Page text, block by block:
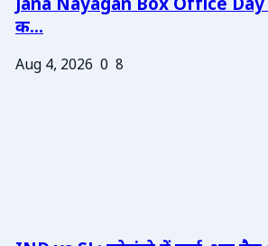
Jana Nayagan Box Office Day
क...
Aug 4, 2026 0 8